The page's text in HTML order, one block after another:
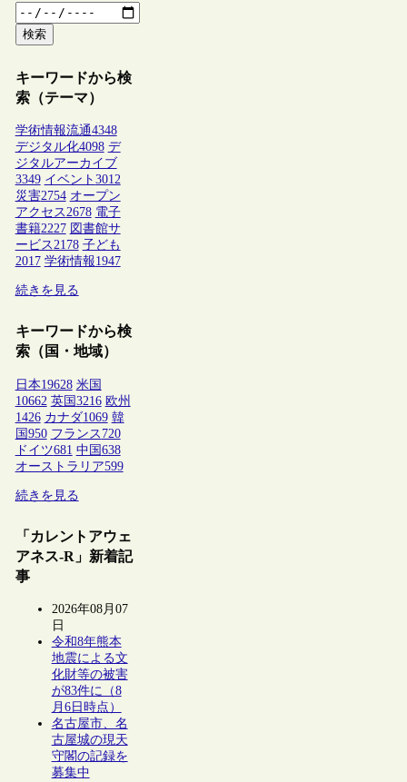
検索
キーワードから検
索（テーマ）
学術情報流通4348
デジタル化4098 デ
ジタルアーカイブ
3349 イベント 3012
災害2754 オープン
アクセス2678 電子
書籍2227 図書館サ
ービス2178 子ども
2017 学術情報1947
続きを見る
キーワードから検
索（国・地域）
日本19628 米国
10662 英国 3216 欧州
1426 カナダ1069 韓
国 950 フランス 720
ドイツ681 中国 638
オーストラリア599
続きを見る
「カレントアウェ
アネス-R」新着記
事
2026年08月07
日
令和8年熊本
地震による文
化財等の被害
が83件に（8
月6日時点）
名古屋市、名
古屋城の現天
守閣の記録を
募集中